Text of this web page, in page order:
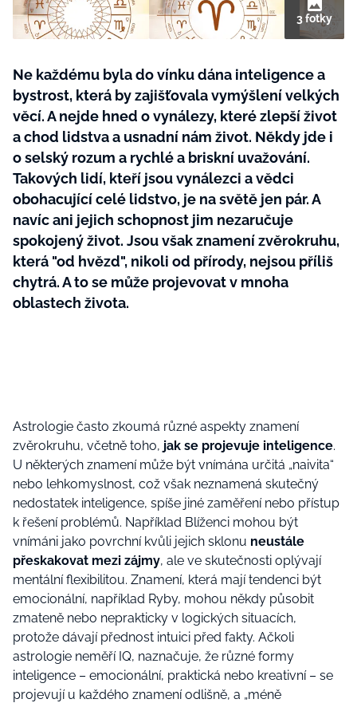
3 fotky
Ne každému byla do vínku dána inteligence a
bystrost, která by zajišťovala vymýšlení velkých
věcí. A nejde hned o vynálezy, které zlepší život
a chod lidstva a usnadní nám život. Někdy jde i
o selský rozum a rychlé a briskní uvažování.
Takových lidí, kteří jsou vynálezci a vědci
obohacující celé lidstvo, je na světě jen pár. A
navíc ani jejich schopnost jim nezaručuje
spokojený život. Jsou však znamení zvěrokruhu,
která "od hvězd", nikoli od přírody, nejsou příliš
chytrá. A to se může projevovat v mnoha
oblastech života.
Astrologie často zkoumá různé aspekty znamení
zvěrokruhu, včetně toho, jak se projevuje inteligence.
U některých znamení může být vnímána určitá „naivita“
nebo lehkomyslnost, což však neznamená skutečný
nedostatek inteligence, spíše jiné zaměření nebo přístup
k řešení problémů. Například Blíženci mohou být
vnímáni jako povrchní kvůli jejich sklonu neustále
přeskakovat mezi zájmy, ale ve skutečnosti oplývají
mentální flexibilitou. Znamení, která mají tendenci být
emocionální, například Ryby, mohou někdy působit
zmateně nebo neprakticky v logických situacích,
protože dávají přednost intuici před fakty. Ačkoli
astrologie neměří IQ, naznačuje, že různé formy
inteligence – emocionální, praktická nebo kreativní – se
projevují u každého znamení odlišně, a „méně